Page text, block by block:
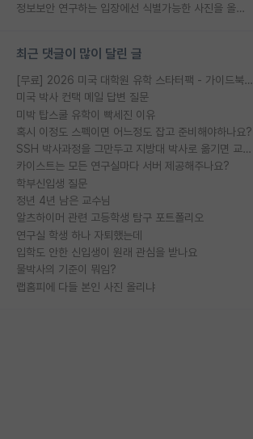
정보보안 연구하는 입장에선 식별가능한 사진을 올리는건 비추이긴함
최근 댓글이 많이 달린 글
[무료] 2026 미국 대학원 유학 스타터팩 - 가이드북 & 합격자 컨택메일 템플릿
미국 박사 컨택 메일 답변 질문
미박 탑스쿨 유학이 빡세진 이유
혹시 이정도 스펙이면 어느정도 잡고 준비해야하나요?
SSH 박사과정을 그만두고 지방대 박사로 옮기면 교수의 꿈은 끝일까요?
카이스트는 모든 연구실마다 서버 제공해주나요?
학부신입생 질문
정년 4년 남은 교수님
알츠하이머 관련 고등학생 탐구 포트폴리오
연구실 학생 하나 자퇴했는데
입학도 안한 신입생이 원래 관심을 받나요
물박사의 기준이 뭐임?
랩홈피에 다들 본인 사진 올리냐